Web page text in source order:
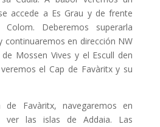
accede a Es Grau y de frente
Deberemos superarla
continuaremos en dirección NW
Mossen Vives y el Escull den
el Cap de Favàritx y su
de Favàritx, navegaremos en
ver las islas de Addaia. Las